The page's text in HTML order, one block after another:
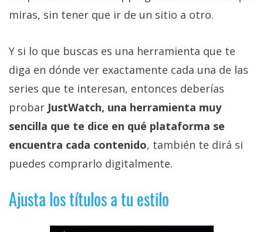
miras, sin tener que ir de un sitio a otro.
Y si lo que buscas es una herramienta que te
diga en dónde ver exactamente cada una de las
series que te interesan, entonces deberías
probar JustWatch, una herramienta muy
sencilla que te dice en qué plataforma se
encuentra cada contenido, también te dirá si
puedes comprarlo digitalmente.
Ajusta los títulos a tu estilo